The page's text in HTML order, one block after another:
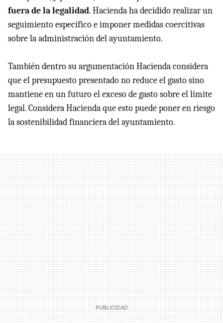
fuera de la legalidad. Hacienda ha decidido realizar un
seguimiento específico e imponer medidas coercitivas
sobre la administración del ayuntamiento.
También dentro su argumentación Hacienda considera
que el presupuesto presentado no reduce el gasto sino
mantiene en un futuro el exceso de gasto sobre el límite
legal. Considera Hacienda que esto puede poner en riesgo
la sostenibilidad financiera del ayuntamiento.